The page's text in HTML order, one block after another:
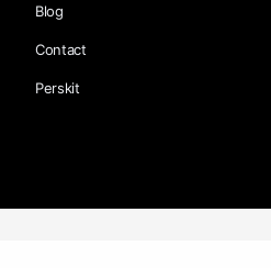
Blog
Contact
Perskit